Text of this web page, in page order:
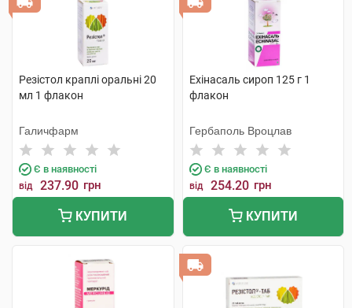
Резістол краплі оральні 20
мл 1 флакон
Галичфарм
Є в наявності
від 237.90 грн
КУПИТИ
Ехінасаль сироп 125 г 1
флакон
Гербаполь Вроцлав
Є в наявності
від 254.20 грн
КУПИТИ